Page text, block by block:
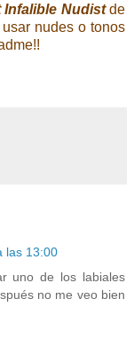
Infalible Nudistde
nudes o tonos
las 13:00
uno de los labiales
no me veo bien